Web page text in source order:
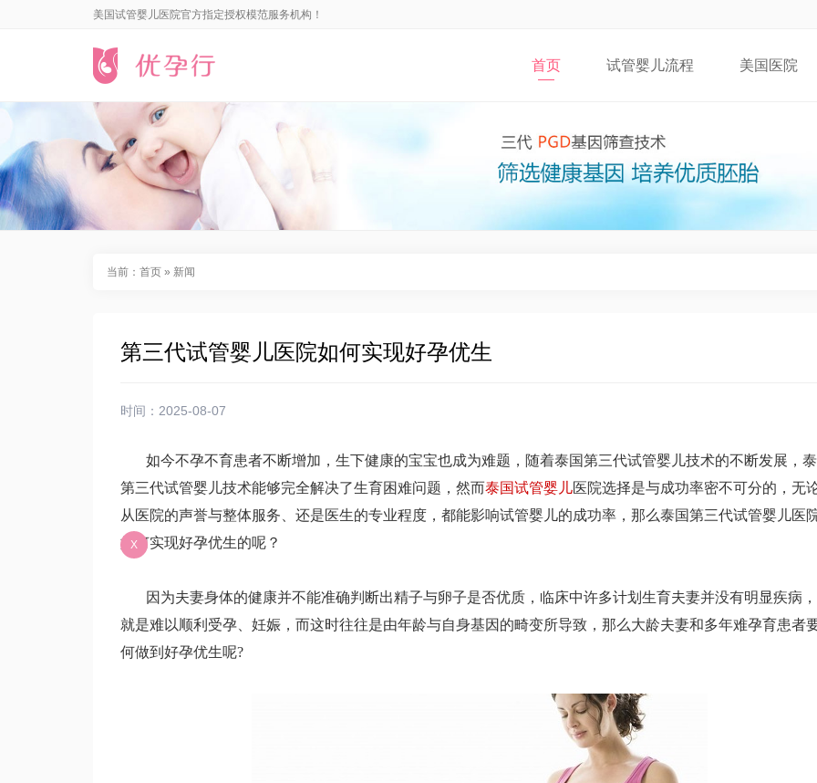
美国试管婴儿医院官方指定授权模范服务机构！
首页 试管婴儿流程 美国医院
当前： 首页 » 新闻
第三代试管婴儿医院如何实现好孕优生
时间：2025-08-07
如今不孕不育患者不断增加，生下健康的宝宝也成为难题，随着泰国第三代试管婴儿技术的不断发展，
第三代试管婴儿技术能够完全解决了生育困难问题，然而泰国试管婴儿医院选择是与成功率密不可分的，无
从医院的声誉与整体服务、还是医生的专业程度，都能影响试管婴儿的成功率，那么泰国第三代试管婴儿医
如何实现好孕优生的呢？
因为夫妻身体的健康并不能准确判断出精子与卵子是否优质，临床中许多计划生育夫妻并没有明显疾病
就是难以顺利受孕、妊娠，而这时往往是由年龄与自身基因的畸变所导致，那么大龄夫妻和多年难孕育患者
何做到好孕优生呢?
X